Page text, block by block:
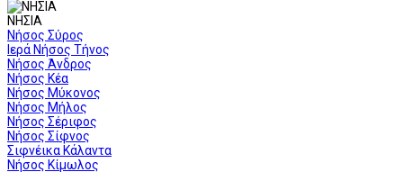
ΝΗΣΙΑ
Νήσος Σύρος
Ιερά Νήσος Τήνος
Νήσος Άνδρος
Νήσος Κέα
Νήσος Μύκονος
Νήσος Μήλος
Νήσος Σέριφος
Νήσος Σίφνος
Σιφνέικα Κάλαντα
Νήσος Κίμωλος